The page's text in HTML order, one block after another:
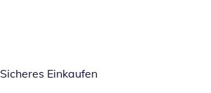
Sicheres Einkaufen